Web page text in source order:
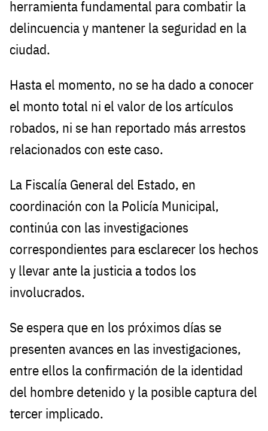
herramienta fundamental para combatir la
delincuencia y mantener la seguridad en la
ciudad.
Hasta el momento, no se ha dado a conocer
el monto total ni el valor de los artículos
robados, ni se han reportado más arrestos
relacionados con este caso.
La Fiscalía General del Estado, en
coordinación con la Policía Municipal,
continúa con las investigaciones
correspondientes para esclarecer los hechos
y llevar ante la justicia a todos los
involucrados.
Se espera que en los próximos días se
presenten avances en las investigaciones,
entre ellos la confirmación de la identidad
del hombre detenido y la posible captura del
tercer implicado.